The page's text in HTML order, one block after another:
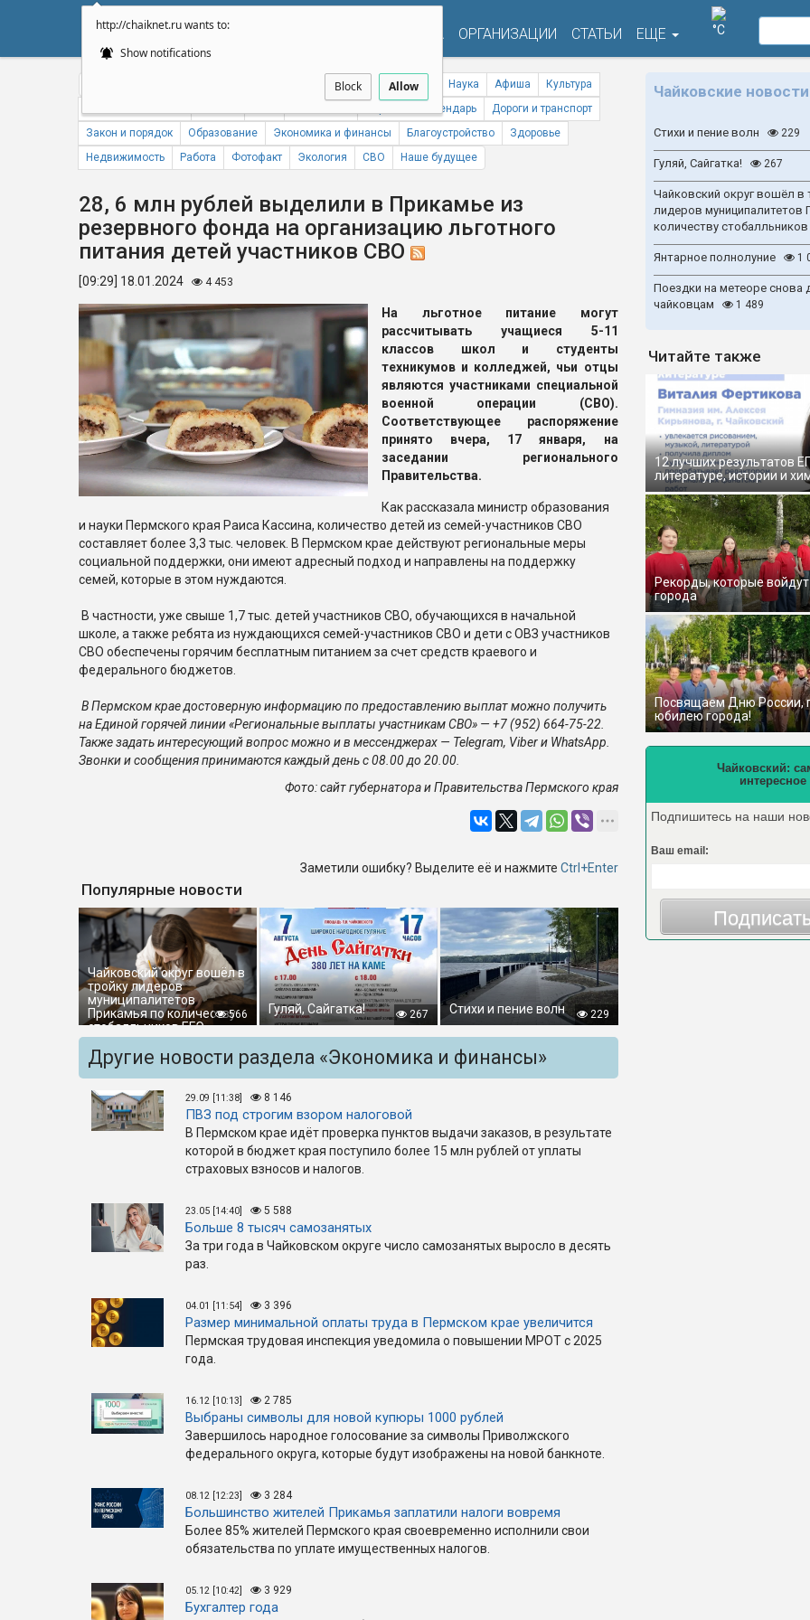
http://chaiknet.ru wants to:
Show notifications
Block Allow
АФИША ОРГАНИЗАЦИИ СТАТЬИ ЕЩЕ °C
Спорт Происшествия Наука Афиша
Культура
Народный календарь
Дороги и транспорт
Закон и порядок
Образование Экономика и финансы Благоустройство
Здоровье
Недвижимость
Работа Фотофакт Экология СВО Наше будущее
28, 6 млн рублей выделили в Прикамье из
резервного фонда на организацию льготного
питания детей участников СВО
[09:29] 18.01.2024 4 453
На льготное питание могут
рассчитывать учащиеся 5-11
классов школ и студенты
техникумов и колледжей, чьи отцы
являются участниками специальной
военной операции (СВО).
Соответствующее распоряжение
принято вчера, 17 января, на
заседании регионального
Правительства.
Как рассказала министр образования
и науки Пермского края Раиса Кассина, количество детей из семей-участников СВО
составляет более 3,3 тыс. человек. В Пермском крае действуют региональные меры
социальной поддержки, они имеют адресный подход и направлены на поддержку
семей, которые в этом нуждаются.
В частности, уже свыше 1,7 тыс. детей участников СВО, обучающихся в начальной
школе, а также ребята из нуждающихся семей-участников СВО и дети с ОВЗ участников
СВО обеспечены горячим бесплатным питанием за счет средств краевого и
федерального бюджетов.
В Пермском крае достоверную информацию по предоставлению выплат можно получить
на Единой горячей линии «Региональные выплаты участникам СВО» — +7 (952) 664-75-22.
Также задать интересующий вопрос можно и в мессенджерах — Telegram, Viber и WhatsApp.
Звонки и сообщения принимаются каждый день с 08.00 до 20.00.
Фото: сайт губернатора и Правительства Пермского края
Заметили ошибку? Выделите её и нажмите Ctrl+Enter
Популярные новости
Чайковский округ вошёл в
тройку лидеров
муниципалитетов
Прикамья по количеству
стобалльников ЕГЭ
566 Гуляй, Сайгатка! 267 Стихи и пение волн 229
Другие новости раздела «Экономика и финансы»
29.09 [11:38] 8 146
ПВЗ под строгим взором налоговой
В Пермском крае идёт проверка пунктов выдачи заказов, в результате
которой в бюджет края поступило более 15 млн рублей от уплаты
страховых взносов и налогов.
23.05 [14:40] 5 588
Больше 8 тысяч самозанятых
За три года в Чайковском округе число самозанятых выросло в десять
раз.
04.01 [11:54] 3 396
Размер минимальной оплаты труда в Пермском крае увеличится
Пермская трудовая инспекция уведомила о повышении МРОТ с 2025
года.
16.12 [10:13] 2 785
Выбраны символы для новой купюры 1000 рублей
Завершилось народное голосование за символы Приволжского
федерального округа, которые будут изображены на новой банкноте.
08.12 [12:23] 3 284
Большинство жителей Прикамья заплатили налоги вовремя
Более 85% жителей Пермского края своевременно исполнили свои
обязательства по уплате имущественных налогов.
05.12 [10:42] 3 929
Бухгалтер года
Чайковские новости
Стихи и пение волн 229
Гуляй, Сайгатка! 267
Чайковский округ вошёл в
лидеров муниципалитетов
количеству
Янтарное полнолуние 1
Поездки на метеоре снова
чайковцам
1 489
Читайте также
12 лучших результатов
литературе, истории и
Рекорды, которые
города
Посвящаем Дню России,
юбилею города!
Чайковский:
интересное
Подпишитесь на наши
Ваш email: